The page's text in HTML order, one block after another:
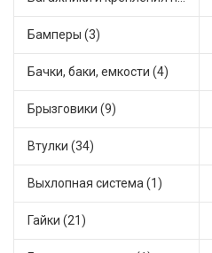
Бамперы (3)
Бачки, баки, емкости (4)
Брызговики (9)
Втулки (34)
Выхлопная система (1)
Гайки (21)